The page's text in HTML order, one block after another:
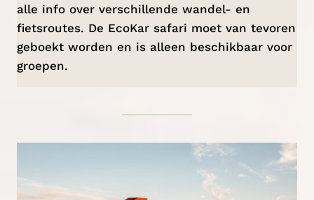
alle info over verschillende wandel- en
fietsroutes. De EcoKar safari moet van tevoren
geboekt worden en is alleen beschikbaar voor
groepen.